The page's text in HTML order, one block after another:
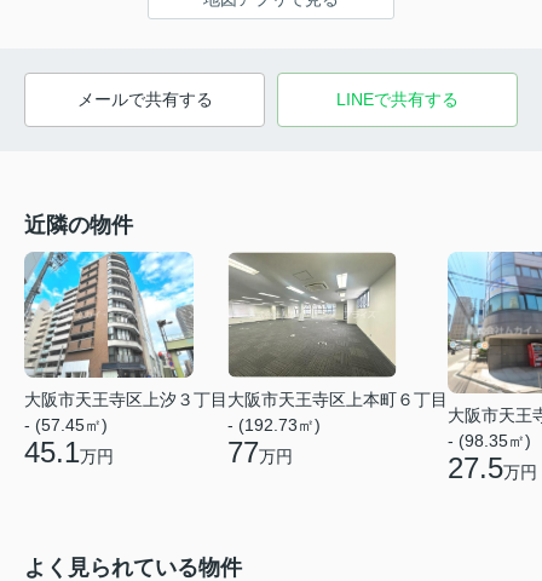
メールで共有する LINEで共有する
近隣の物件
大阪市天王寺区上汐３丁目
- (57.45㎡)
45.1万円
大阪市天王寺区上本町６丁目
- (192.73㎡)
77万円
大阪市天王
- (98.35㎡)
27.5万円
よく見られている物件